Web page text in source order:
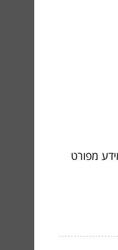
מפורט